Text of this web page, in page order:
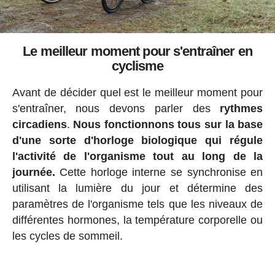
Le meilleur moment pour s'entraîner en
cyclisme
Avant de décider quel est le meilleur moment pour
s'entraîner, nous devons parler des rythmes
circadiens. Nous fonctionnons tous sur la base
d'une sorte d'horloge biologique qui régule
l'activité de l'organisme tout au long de la
journée. Cette horloge interne se synchronise en
utilisant la lumière du jour et détermine des
paramètres de l'organisme tels que les niveaux de
différentes hormones, la température corporelle ou
les cycles de sommeil.